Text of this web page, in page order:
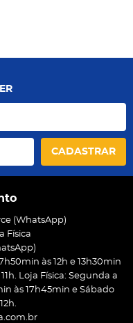
CADASTRAR
(WhatsApp)
Física
às 12h e 13h30min
Loja Física: Segunda a
às 17h45min e Sábado